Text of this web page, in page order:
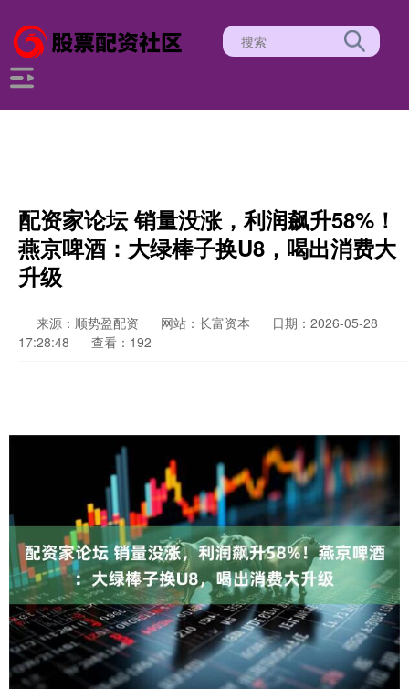
配资家论坛 销量没涨，利润飙升58%！
燕京啤酒：大绿棒子换U8，喝出消费大
升级
来源：顺势盈配资 网站：长富资本
日期：2026-05-28
17:28:48
查看：192